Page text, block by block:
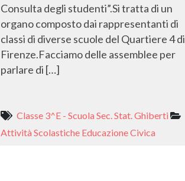
Consulta degli studenti”.Si tratta di un
organo composto dai rappresentanti di
classi di diverse scuole del Quartiere 4 di
Firenze.Facciamo delle assemblee per
parlare di […]
Classe 3^E - Scuola Sec. Stat. Ghiberti
Attività Scolastiche Educazione Civica